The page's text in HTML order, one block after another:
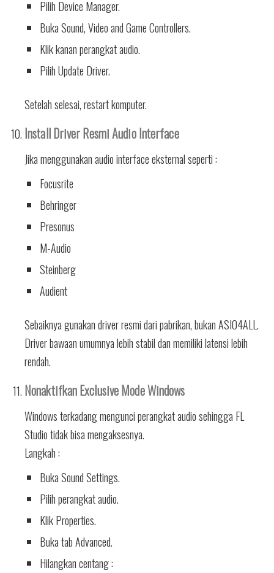
Pilih Device Manager.
Buka Sound, Video and Game Controllers.
Klik kanan perangkat audio.
Pilih Update Driver.
Setelah selesai, restart komputer.
Install Driver Resmi Audio Interface
Jika menggunakan audio interface eksternal seperti :
Focusrite
Behringer
Presonus
M-Audio
Steinberg
Audient
Sebaiknya gunakan driver resmi dari pabrikan, bukan ASIO4ALL.
Driver bawaan umumnya lebih stabil dan memiliki latensi lebih
rendah.
Nonaktifkan Exclusive Mode Windows
Windows terkadang mengunci perangkat audio sehingga FL
Studio tidak bisa mengaksesnya.
Langkah :
Buka Sound Settings.
Pilih perangkat audio.
Klik Properties.
Buka tab Advanced.
Hilangkan centang :